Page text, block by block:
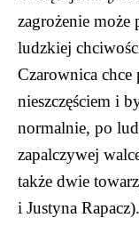
zagrożenie może
ludzkiej
Czarownica chce
nieszczęściem i
normalnie, po
zapalczywej
także dwie
i Justyna Rapacz).